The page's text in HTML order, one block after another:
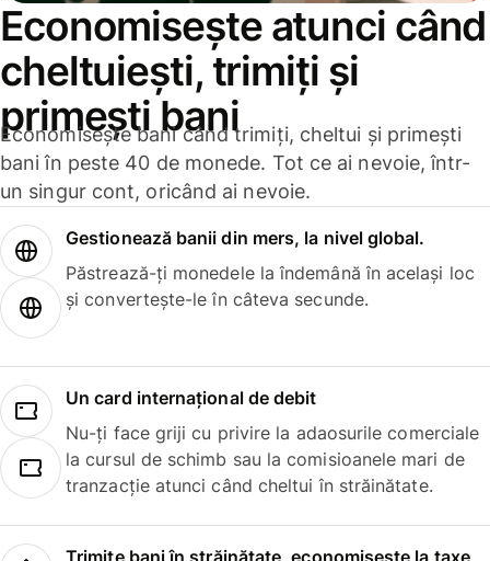
Economisește atunci când
cheltuiești, trimiți și
primești bani
Economisește bani când trimiți, cheltui și primești
bani în peste 40 de monede. Tot ce ai nevoie, într-
un singur cont, oricând ai nevoie.
Gestionează banii din mers, la nivel global.
Păstrează-ți monedele la îndemână în același loc
și convertește-le în câteva secunde.
Un card internațional de debit
Nu-ți face griji cu privire la adaosurile comerciale
la cursul de schimb sau la comisioanele mari de
tranzacție atunci când cheltui în străinătate.